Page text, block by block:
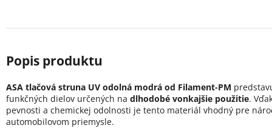
ASA tlačová struna UV odolná modrá od Filament-PM
funkčných dielov určených na dlhodobé vonkajšie použitie.
pevnosti a chemickej odolnosti je tento materiál vhodný pre
automobilovom priemysle.